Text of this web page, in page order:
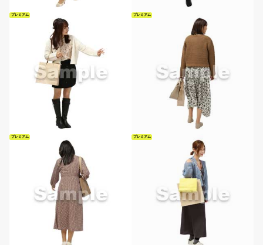
プレミアム プレミアム
プレミアム プレミアム